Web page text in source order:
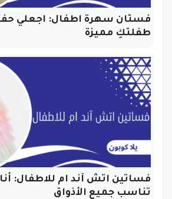
فستان سهرة اطفال: اجعلي
طفلتكِ مميزة
فساتين اتش آند ام للاطفال:
تناسب جميع الأذواق